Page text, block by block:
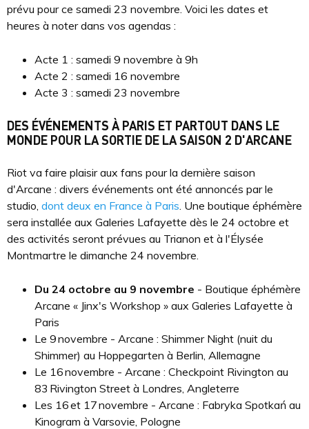
prévu pour ce samedi 23 novembre. Voici les dates et
heures à noter dans vos agendas :
Acte 1 : samedi 9 novembre à 9h
Acte 2 : samedi 16 novembre
Acte 3 : samedi 23 novembre
DES ÉVÉNEMENTS À PARIS ET PARTOUT DANS LE
MONDE POUR LA SORTIE DE LA SAISON 2 D'ARCANE
Riot va faire plaisir aux fans pour la dernière saison
d'Arcane : divers événements ont été annoncés par le
studio, dont deux en France à Paris. Une boutique éphémère
sera installée aux Galeries Lafayette dès le 24 octobre et
des activités seront prévues au Trianon et à l'Élysée
Montmartre le dimanche 24 novembre.
Du 24 octobre au 9 novembre - Boutique éphémère
Arcane « Jinx's Workshop » aux Galeries Lafayette à
Paris
Le 9 novembre - Arcane : Shimmer Night (nuit du
Shimmer) au Hoppegarten à Berlin, Allemagne
Le 16 novembre - Arcane : Checkpoint Rivington au
83 Rivington Street à Londres, Angleterre
Les 16 et 17 novembre - Arcane : Fabryka Spotkań au
Kinogram à Varsovie, Pologne